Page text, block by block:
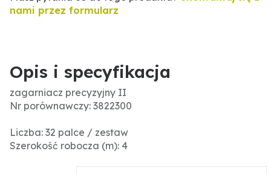
nami przez formularz
Opis i specyfikacja
zagarniacz precyzyjny II
Nr porównawczy: 3822300
Liczba: 32 palce / zestaw
Szerokość robocza (m): 4